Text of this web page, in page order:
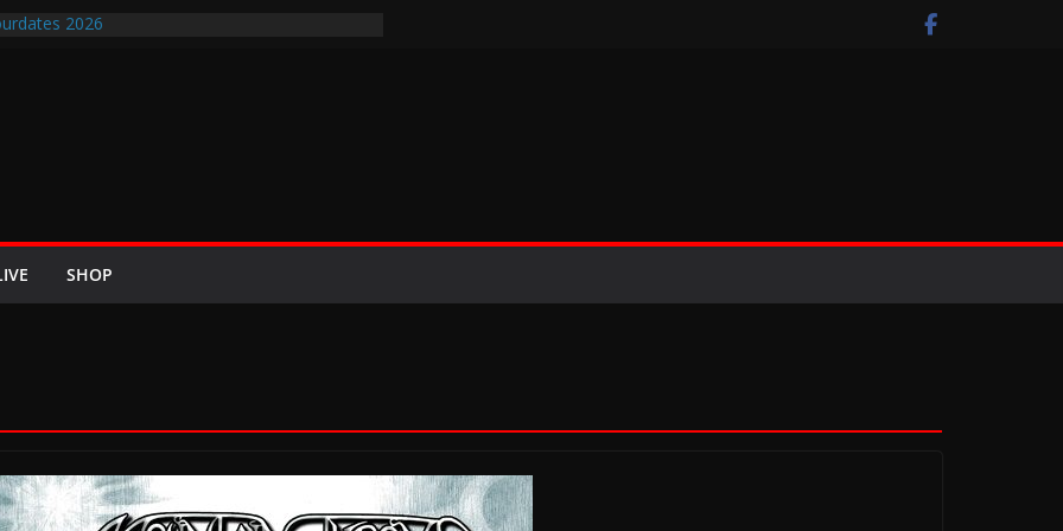
2026
kehrt im Sommer 2026 mit den Nightwish
die europäischen Bühnen
BREEZE 2026 u.a. mit Helloween, In Flames,
und Eisbrecher
mit Britta Görtz / Hiraes: An den Auftritt von
wohl auch noch auf meinem Sterbebett
SHOP